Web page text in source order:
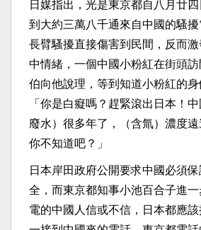
日媒指出，光是東京都自八月廿
到大約三萬八千通來自中國的騷
長臂騷擾直接傷害到民間，反而
中情緒，一個中國小粉紅在街頭
伯向他說理，等到知道小粉紅的身
「你是白癡嗎？趕緊滾出日本！
廢水）很多年了，（含氚）濃度
你不知道吧？」
日本岸田政府公開要求中國必須
全，而東京都知事小池百合子進
電的中國人信或不信，日本都應該